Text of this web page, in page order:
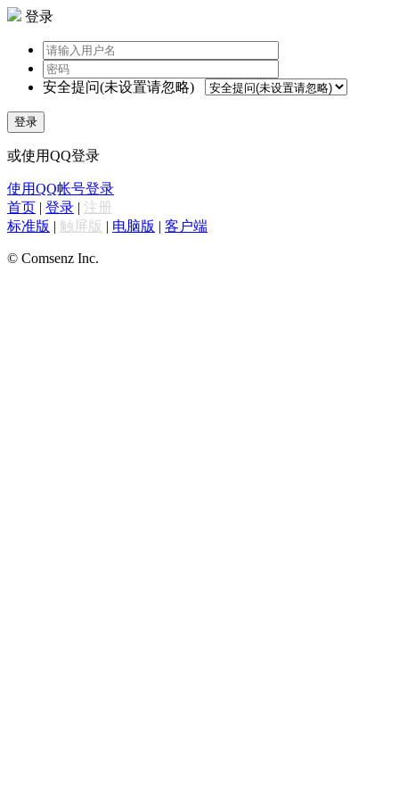
登录
安全提问(未设置请忽略)
登录
或使用QQ登录
使用QQ帐号登录
首页 | 登录 | 注册
标准版 | 触屏版 | 电脑版 | 客户端
© Comsenz Inc.